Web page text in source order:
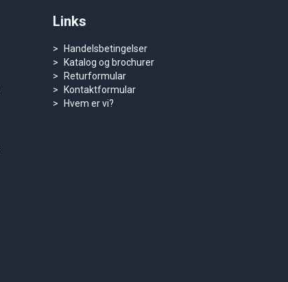
Links
Handelsbetingelser
Katalog og brochurer
Returformular
Kontaktformular
Hvem er vi?